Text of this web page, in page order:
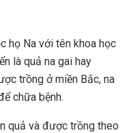
họ Na với tên khoa học
là quả na gai hay
trồng ở miền Bắc, na
chữa bệnh.
quả và được trồng theo